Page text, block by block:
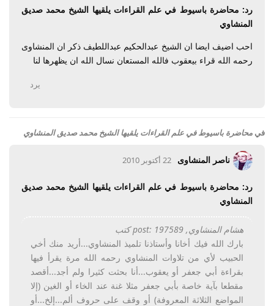
رد: محاضرة باسيوط في علم القراءات يلقيها الشيخ محمد صديق
المنشاوي
احب اضيف ايضا ان الشيخ عبدالحكيم عبداللطيف ذكر ان المنشاوى
رحمه الله قراء بيعقوب فالله المستعان نسال الله ان يظهرها لنا
يرد
في محاضرة باسيوط في علم القراءات يلقيها الشيخ محمد صديق المنشاوي
ناصر المنشاوى 22 أكتوبر 2010
رد: محاضرة باسيوط في علم القراءات يلقيها الشيخ محمد صديق
المنشاوي
هشام المنشاوي, post: 197589 كتب
بارك الله فيك أخانا وأستاذنا تلميذ المنشاوي...أريد منك أخي
الحبيب لأي من تلاوات المنشاوي رحمه الله مرة يقرأ فيها
بقراءة أبي جعفر أو يعقوب...أنا بحثت كثيرا ولم أجد...أقصد
مقطعا بآية خاصة بأبي جعفر مثلا غنة عند الخاء أو الغين (إلا
المواضع الثلاثة المعروفة) أو وقف على حروف ألم...إلخ...أو